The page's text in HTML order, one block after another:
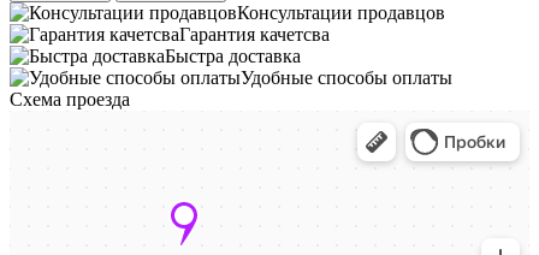
Консультации продавцов
Гарантия качетсва
Быстра доставка
Удобные способы оплаты
Схема проезда